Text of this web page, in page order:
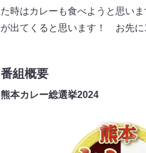
た時はカレーも食べようと思い
が出てくると思います！ お先に
番組概要
熊本カレー総選挙2024